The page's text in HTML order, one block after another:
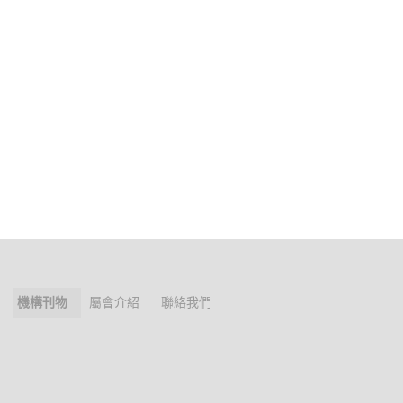
機構刊物 屬會介紹 聯絡我們